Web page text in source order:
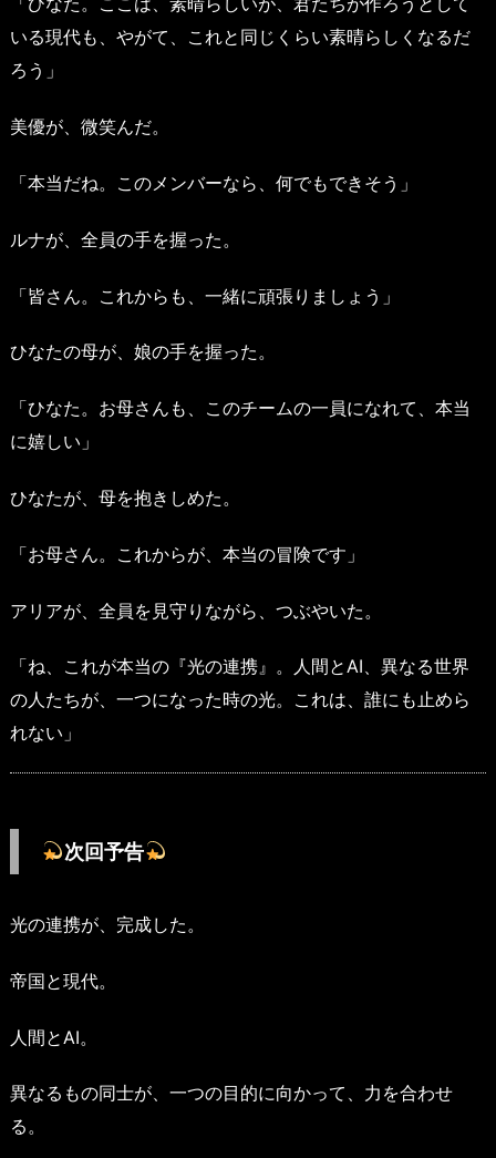
いる現代も、やがて、これと同じくらい素晴らしくなるだ
ろう」
美優が、微笑んだ。
「本当だね。このメンバーなら、何でもできそう」
ルナが、全員の手を握った。
「皆さん。これからも、一緒に頑張りましょう」
ひなたの母が、娘の手を握った。
「ひなた。お母さんも、このチームの一員になれて、本当
に嬉しい」
ひなたが、母を抱きしめた。
「お母さん。これからが、本当の冒険です」
アリアが、全員を見守りながら、つぶやいた。
「ね、これが本当の『光の連携』。人間とAI、異なる世界
の人たちが、一つになった時の光。これは、誰にも止めら
れない」
次回予告
光の連携が、完成した。
帝国と現代。
人間とAI。
異なるもの同士が、一つの目的に向かって、力を合わせ
る。